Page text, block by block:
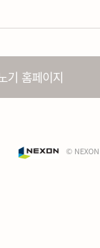
기 홈페이지
©